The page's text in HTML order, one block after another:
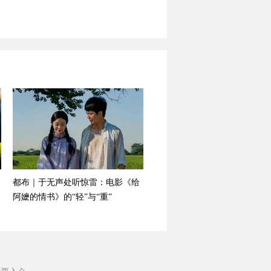
都布｜于无声处听惊雷：电影《给
阿嬷的情书》的“轻”与“重”